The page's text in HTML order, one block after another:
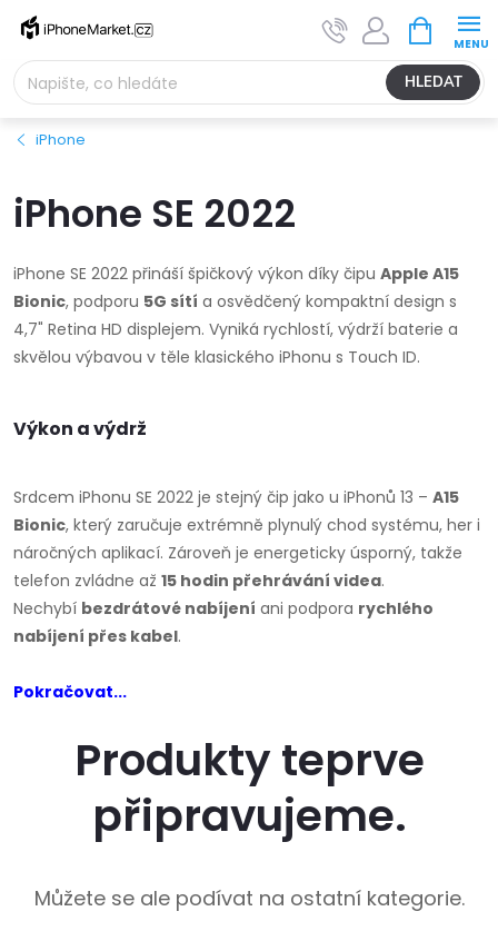
Přejít
obsah
HLEDAT
NÁKUPNÍ
KOŠÍK
iPhone
iPhone SE 2022
iPhone SE 2022 přináší špičkový výkon díky čipu Apple A15
Bionic, podporu 5G sítí a osvědčený kompaktní design s
4,7" Retina HD displejem. Vyniká rychlostí, výdrží baterie a
skvělou výbavou v těle klasického iPhonu s Touch ID.
Výkon a výdrž
Srdcem iPhonu SE 2022 je stejný čip jako u iPhonů 13 – A15
Bionic, který zaručuje extrémně plynulý chod systému, her i
náročných aplikací. Zároveň je energeticky úsporný, takže
telefon zvládne až 15 hodin přehrávání videa.
Nechybí bezdrátové nabíjení ani podpora rychlého
nabíjení přes kabel.
Pokračovat...
Produkty teprve
připravujeme.
Můžete se ale podívat na ostatní kategorie.